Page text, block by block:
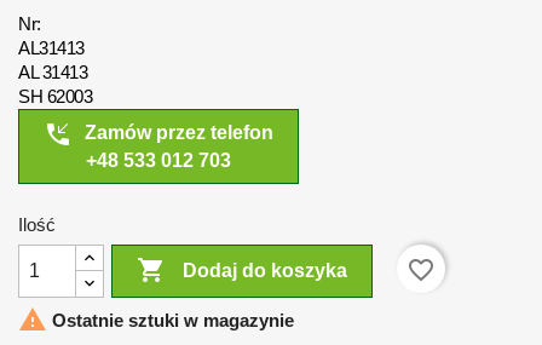
Nr:
AL31413
AL 31413
SH 62003
phone_callback
Zamów przez telefon
+48 533 012 703
Ilość
 Dodaj do koszyka
favorite_border
 Ostatnie sztuki w magazynie